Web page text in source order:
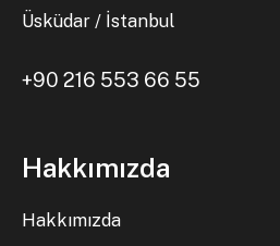
Üsküdar / İstanbul
+90 216 553 66 55
Hakkımızda
Hakkımızda